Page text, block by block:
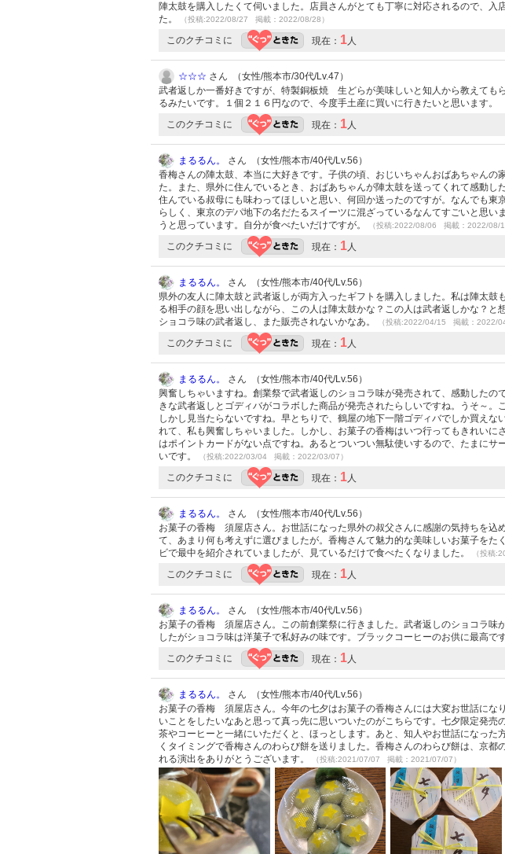
陣太鼓を購入したくて伺いました。店員さんがとても丁寧に対応されるので、入
た。
（投稿:2022/08/27 掲載：2022/08/28）
このクチコミに 現在： 1人
☆☆☆ さん （女性/熊本市/30代/Lv.47）
武者返しか一番好きですが、特製銅板焼 生どらが美味しいと知人から教えても
るみたいです。１個２１６円なので、今度手土産に買いに行きたいと思います。
このクチコミに 現在： 1人
まるるん。
さん （女性/熊本市/40代/Lv.56）
香梅さんの陣太鼓、本当に大好きです。子供の頃、おじいちゃんおばあちゃんの
た。また、県外に住んでいるとき、おばあちゃんが陣太鼓を送ってくれて感動し
住んでいる叔母にも味わってほしいと思い、何回か送ったのですが。なんでも東
らしく、東京のデパ地下の名だたるスイーツに混ざっているなんてすごいと思い
うと思っています。自分が食べたいだけですが。
（投稿:2022/08/06 掲載：2022/08/
このクチコミに 現在： 1人
まるるん。
さん （女性/熊本市/40代/Lv.56）
県外の友人に陣太鼓と武者返しが両方入ったギフトを購入しました。私は陣太
る相手の顔を思い出しながら、この人は陣太鼓かな？この人は武者返しかな？
ショコラ味の武者返し、また販売されないかなあ。
（投稿:2022/04/15 掲載：2022/
このクチコミに 現在： 1人
まるるん。
さん （女性/熊本市/40代/Lv.56）
興奮しちゃいますね。創業祭で武者返しのショコラ味が発売されて、感動した
きな武者返しとゴディバがコラボした商品が発売されたらしいですね。うそ～。
しかし見当たらないですね。早とちりで、鶴屋の地下一階ゴディバでしか買えな
れて、私も興奮しちゃいました。しかし、お菓子の香梅はいつ行ってもきれい
はポイントカードがない点ですね。あるとついつい無駄使いするので、たまにサ
いです。
（投稿:2022/03/04 掲載：2022/03/07）
このクチコミに 現在： 1人
まるるん。
さん （女性/熊本市/40代/Lv.56）
お菓子の香梅 須屋店さん。お世話になった県外の叔父さんに感謝の気持ちを込
て、あまり何も考えずに選びましたが。香梅さんて魅力的な美味しいお菓子をた
ビで最中を紹介されていましたが、見ているだけで食べたくなりました。
（投稿
このクチコミに 現在： 1人
まるるん。
さん （女性/熊本市/40代/Lv.56）
お菓子の香梅 須屋店さん。この前創業祭に行きました。武者返しのショコラ味
したがショコラ味は洋菓子で私好みの味です。ブラックコーヒーのお供に最高で
このクチコミに 現在： 1人
まるるん。
さん （女性/熊本市/40代/Lv.56）
お菓子の香梅 須屋店さん。今年の七夕はお菓子の香梅さんには大変お世話にな
いことをしたいなあと思って真っ先に思いついたのがこちらです。七夕限定発
茶やコーヒーと一緒にいただくと、ほっとします。あと、知人やお世話になった
くタイミングで香梅さんのわらび餅を送りました。香梅さんのわらび餅は、京
れる演出をありがとうございます。
（投稿:2021/07/07 掲載：2021/07/07）